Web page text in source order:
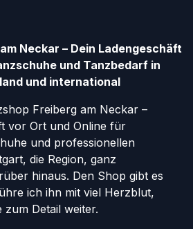
Neckar – Dein Ladengeschäft
und Tanzbedarf in
und international
Freiberg am Neckar –
vor Ort und Online für
und professionellen
die Region, ganz
hinaus. Den Shop gibt es
ich ihn mit viel Herzblut,
Detail weiter.